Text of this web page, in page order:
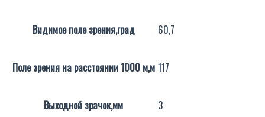
Видимое поле зрения,град 60,7
Поле зрения на расстоянии 1000 м,м 117
Выходной зрачок,мм 3